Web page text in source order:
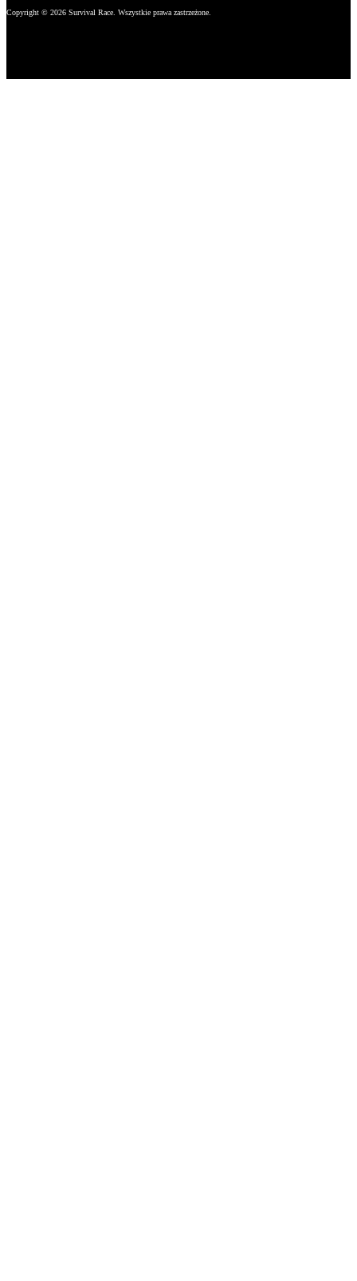
Copyright © 2026 Survival Race. Wszystkie prawa zastrzeżone.